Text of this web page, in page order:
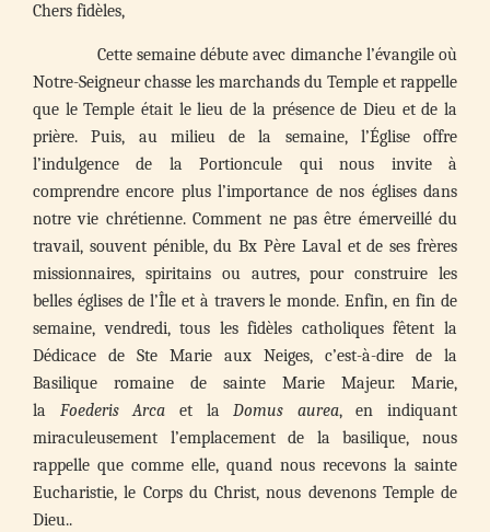
Chers fidèles,
Cette semaine débute avec dimanche l’évangile où
Notre-Seigneur chasse les marchands du Temple et rappelle
que le Temple était le lieu de la présence de Dieu et de la
prière. Puis, au milieu de la semaine, l’Église offre
l’indulgence de la Portioncule qui nous invite à
comprendre encore plus l’importance de nos églises dans
notre vie chrétienne. Comment ne pas être émerveillé du
travail, souvent pénible, du Bx Père Laval et de ses frères
missionnaires, spiritains ou autres, pour construire les
belles églises de l’Île et à travers le monde. Enfin, en fin de
semaine, vendredi, tous les fidèles catholiques fêtent la
Dédicace de Ste Marie aux Neiges, c’est-à-dire de la
Basilique romaine de sainte Marie Majeur. Marie,
la Foederis Arca et laDomus aurea, en indiquant
miraculeusement l’emplacement de la basilique, nous
rappelle que comme elle, quand nous recevons la sainte
Eucharistie, le Corps du Christ, nous devenons Temple de
Dieu..